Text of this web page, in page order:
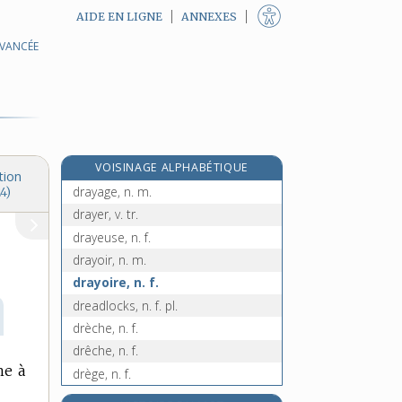
AIDE EN LIGNE ANNEXES
à
VOISINAGE ALPHABÉTIQUE
drawback, n. m.
drayage, n. m.
drayer, v. tr.
drayeuse, n. f.
drayoir, n. m.
drayoire, n. f.
dreadlocks, n. f. pl.
drèche, n. f.
drêche, n. f.
drège, n. f.
dreige, n. f.